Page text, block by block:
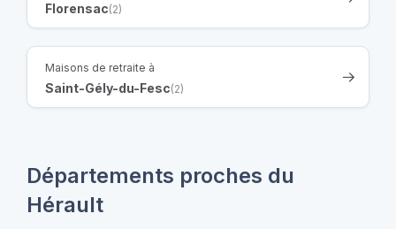
Florensac(2)
Maisons de retraite à
Saint-Gély-du-Fesc(2)
Départements proches du
Hérault